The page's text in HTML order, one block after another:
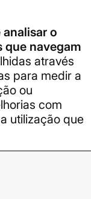
o
navegam
através
para medir a
ou
com
utilização que